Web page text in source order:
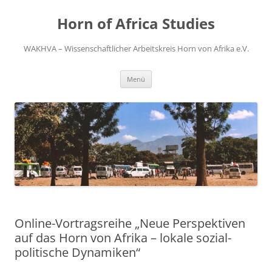
Horn of Africa Studies
WAKHVA – Wissenschaftlicher Arbeitskreis Horn von Afrika e.V.
Menü
Online-Vortragsreihe „Neue Perspektiven
auf das Horn von Afrika – lokale sozial-
politische Dynamiken“